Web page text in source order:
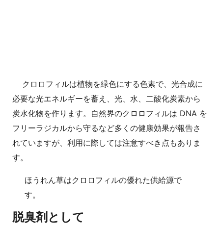
クロロフィルは植物を緑色にする色素で、光合成に
必要な光エネルギーを蓄え、光、水、二酸化炭素から
炭水化物を作ります。自然界のクロロフィルは DNA を
フリーラジカルから守るなど多くの健康効果が報告さ
れていますが、利用に際しては注意すべき点もありま
す。
ほうれん草はクロロフィルの優れた供給源で
す。
脱臭剤として